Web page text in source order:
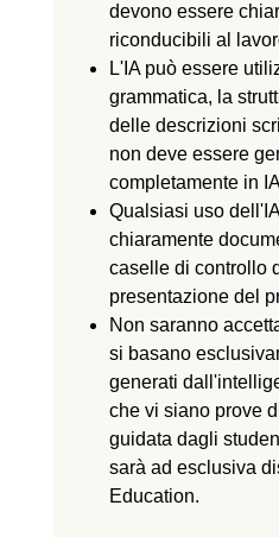
devono essere
riconducibili al
L'IA può essere
grammatica, la
delle descrizioni
non deve essere
completamente in
Qualsiasi uso
chiaramente
caselle di controllo
presentazione del
Non saranno
si basano
generati
che vi siano prove
guidata dagli
sarà ad esclusiva
Education.